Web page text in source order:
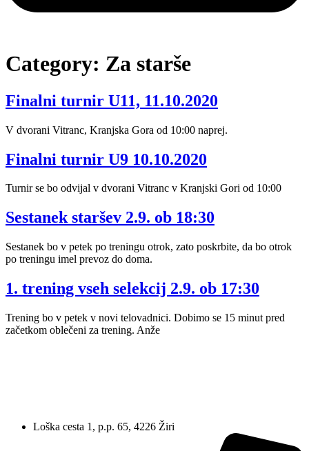
Category: Za starše
Finalni turnir U11, 11.10.2020
V dvorani Vitranc, Kranjska Gora od 10:00 naprej.
Finalni turnir U9 10.10.2020
Turnir se bo odvijal v dvorani Vitranc v Kranjski Gori od 10:00
Sestanek staršev 2.9. ob 18:30
Sestanek bo v petek po treningu otrok, zato poskrbite, da bo otrok
po treningu imel prevoz do doma.
1. trening vseh selekcij 2.9. ob 17:30
Trening bo v petek v novi telovadnici. Dobimo se 15 minut pred
začetkom oblečeni za trening. Anže
Loška cesta 1, p.p. 65, 4226 Žiri